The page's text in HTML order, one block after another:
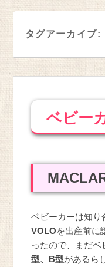
タグアーカイブ:
ベビー
ベビーカーは知り
VOLOを出産前に
ったので、まだベ
型、B型があるら